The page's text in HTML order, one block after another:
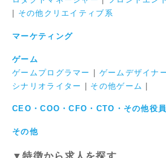
その他クリエイティブ系
マーケティング
ゲーム
ゲームプログラマー | ゲームデザイナ
シナリオライター | その他ゲーム |
CEO・COO・CFO・CTO・その他役員
その他